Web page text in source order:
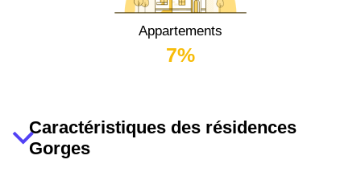
Appartements
7%
Caractéristiques des résidences
Gorges